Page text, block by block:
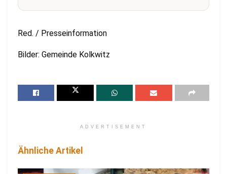
Red. / Presseinformation
Bilder: Gemeinde Kolkwitz
ADVERTISEMENT
Ähnliche Artikel